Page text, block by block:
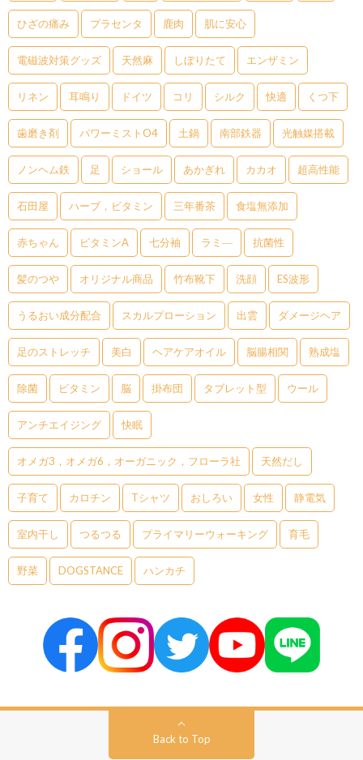
ひざの痛み プラセンタ 鹿肉 肌に安心
電磁波対策グッズ 天然麻 しぼりたて エンザミン
リネン 耳鳴り ドイツ コリ シルク 快適 くつ下
歯磨き剤 パワーミストO4 土鍋 南部鉄器 光触媒搭載
ノンヘム鉄 足 ショール あかぎれ カカオ 超高性能
石田屋 ハーブ，ビタミン 三年番茶 食塩無添加
赤ちゃん ビタミンA 七分袖 ラミ― 抗菌性
髪のつや オリジナル商品 竹布靴下 洗顔 ES波形
うるおい成分配合 スカルプローション 出雲 ダメージヘア
足のストレッチ 美白 ヘアケアオイル 脳腸相関 熟成塩
除菌 ビタミン 脳 掛布団 タブレット型 ウール
アンチエイジング 快眠
オメガ3，オメガ6，オーガニック，フローラ社 天然だし
子育て カロチン Tシャツ おしろい 女性 静電気
室内干し つるつる プライマリーウォーキング 育毛
野菜 DOGSTANCE ハンカチ
Back to Top